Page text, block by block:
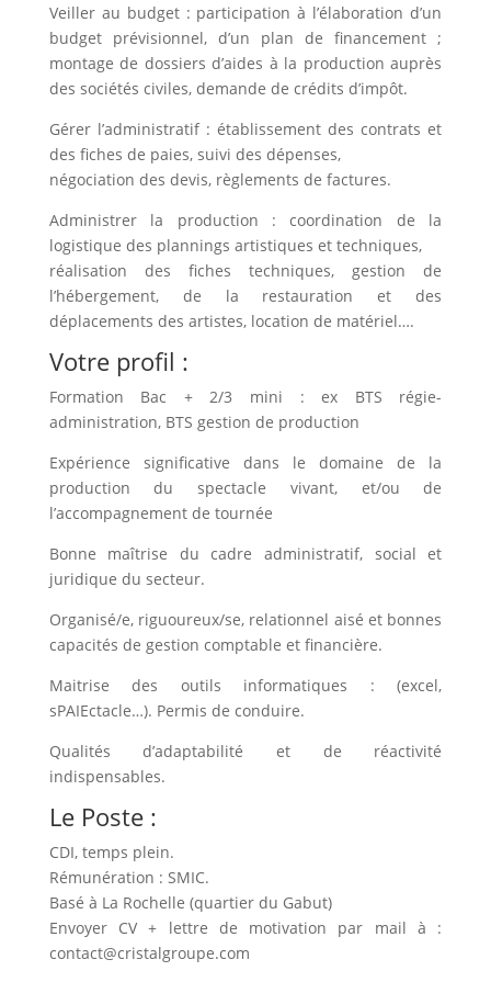
Veiller au budget : participation à l’élaboration d’un
budget prévisionnel, d’un plan de financement ;
montage de dossiers d’aides à la production auprès
des sociétés civiles, demande de crédits d’impôt.
Gérer l’administratif : établissement des contrats et
des fiches de paies, suivi des dépenses,
négociation des devis, règlements de factures.
Administrer la production : coordination de la
logistique des plannings artistiques et techniques,
réalisation des fiches techniques, gestion de
l’hébergement, de la restauration et des
déplacements des artistes, location de matériel….
Votre profil :
Formation Bac + 2/3 mini : ex BTS régie-
administration, BTS gestion de production
Expérience significative dans le domaine de la
production du spectacle vivant, et/ou de
l’accompagnement de tournée
Bonne maîtrise du cadre administratif, social et
juridique du secteur.
Organisé/e, riguoureux/se, relationnel aisé et bonnes
capacités de gestion comptable et financière.
Maitrise des outils informatiques : (excel,
sPAIEctacle…). Permis de conduire.
Qualités d’adaptabilité et de réactivité
indispensables.
Le Poste :
CDI, temps plein.
Rémunération : SMIC.
Basé à La Rochelle (quartier du Gabut)
Envoyer CV + lettre de motivation par mail à :
contact@cristalgroupe.com